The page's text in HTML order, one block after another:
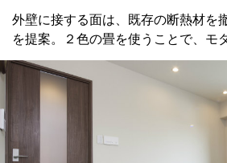
外壁に接する面は、既存の断熱材を
を提案。２色の畳を使うことで、モ